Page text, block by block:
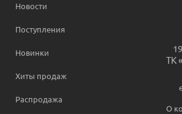
Новости
Поступления
Новинки
Хиты продаж
Распродажа
ТК
О